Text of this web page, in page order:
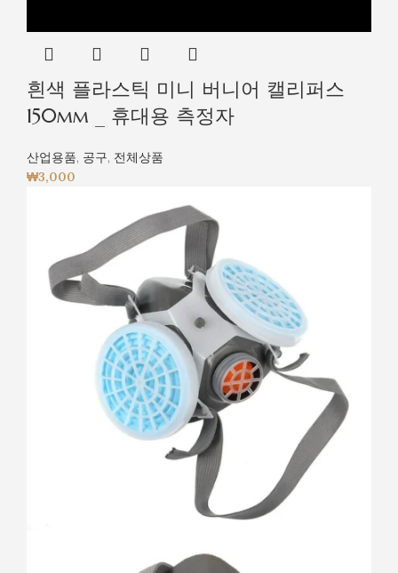
흰색 플라스틱 미니 버니어 캘리퍼스
150mm _ 휴대용 측정자
산업용품, 공구, 전체상품
₩3,000